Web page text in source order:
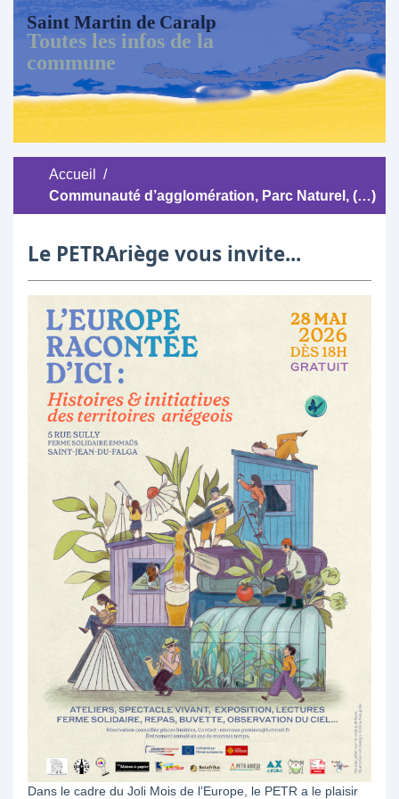
Saint Martin de Caralp
Toutes les infos de la
commune
Accueil
/
Communauté d’agglomération, Parc Naturel, (…)
Le PETRAriège vous invite...
Dans le cadre du Joli Mois de l’Europe, le PETR a le plaisir